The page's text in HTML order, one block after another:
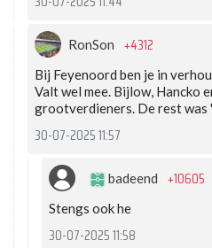
RonSon +4312
Bij Feyenoord ben je in
Valt wel mee. Bijlow, Hancko
grootverdieners. De rest was
30-07-2025 11:57
badeend +10605
Stengs ook he
30-07-2025 11:58